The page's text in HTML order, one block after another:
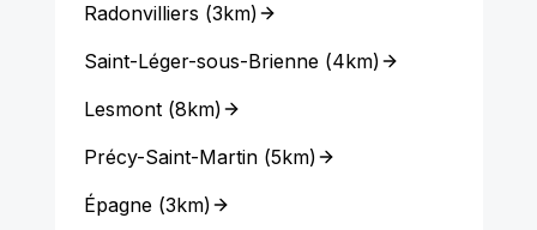
Radonvilliers (3km)
Saint-Léger-sous-Brienne(4km)
Lesmont(8km)
Précy-Saint-Martin(5km)
Épagne(3km)